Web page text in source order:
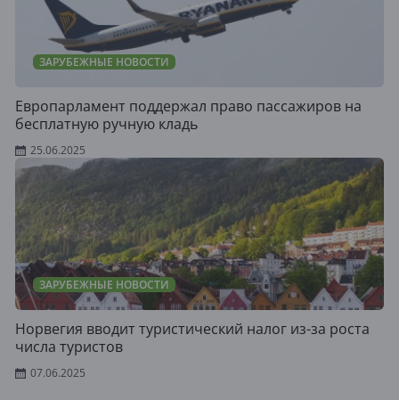
ЗАРУБЕЖНЫЕ НОВОСТИ
Европарламент поддержал право пассажиров на
бесплатную ручную кладь
25.06.2025
ЗАРУБЕЖНЫЕ НОВОСТИ
Норвегия вводит туристический налог из-за роста
числа туристов
07.06.2025